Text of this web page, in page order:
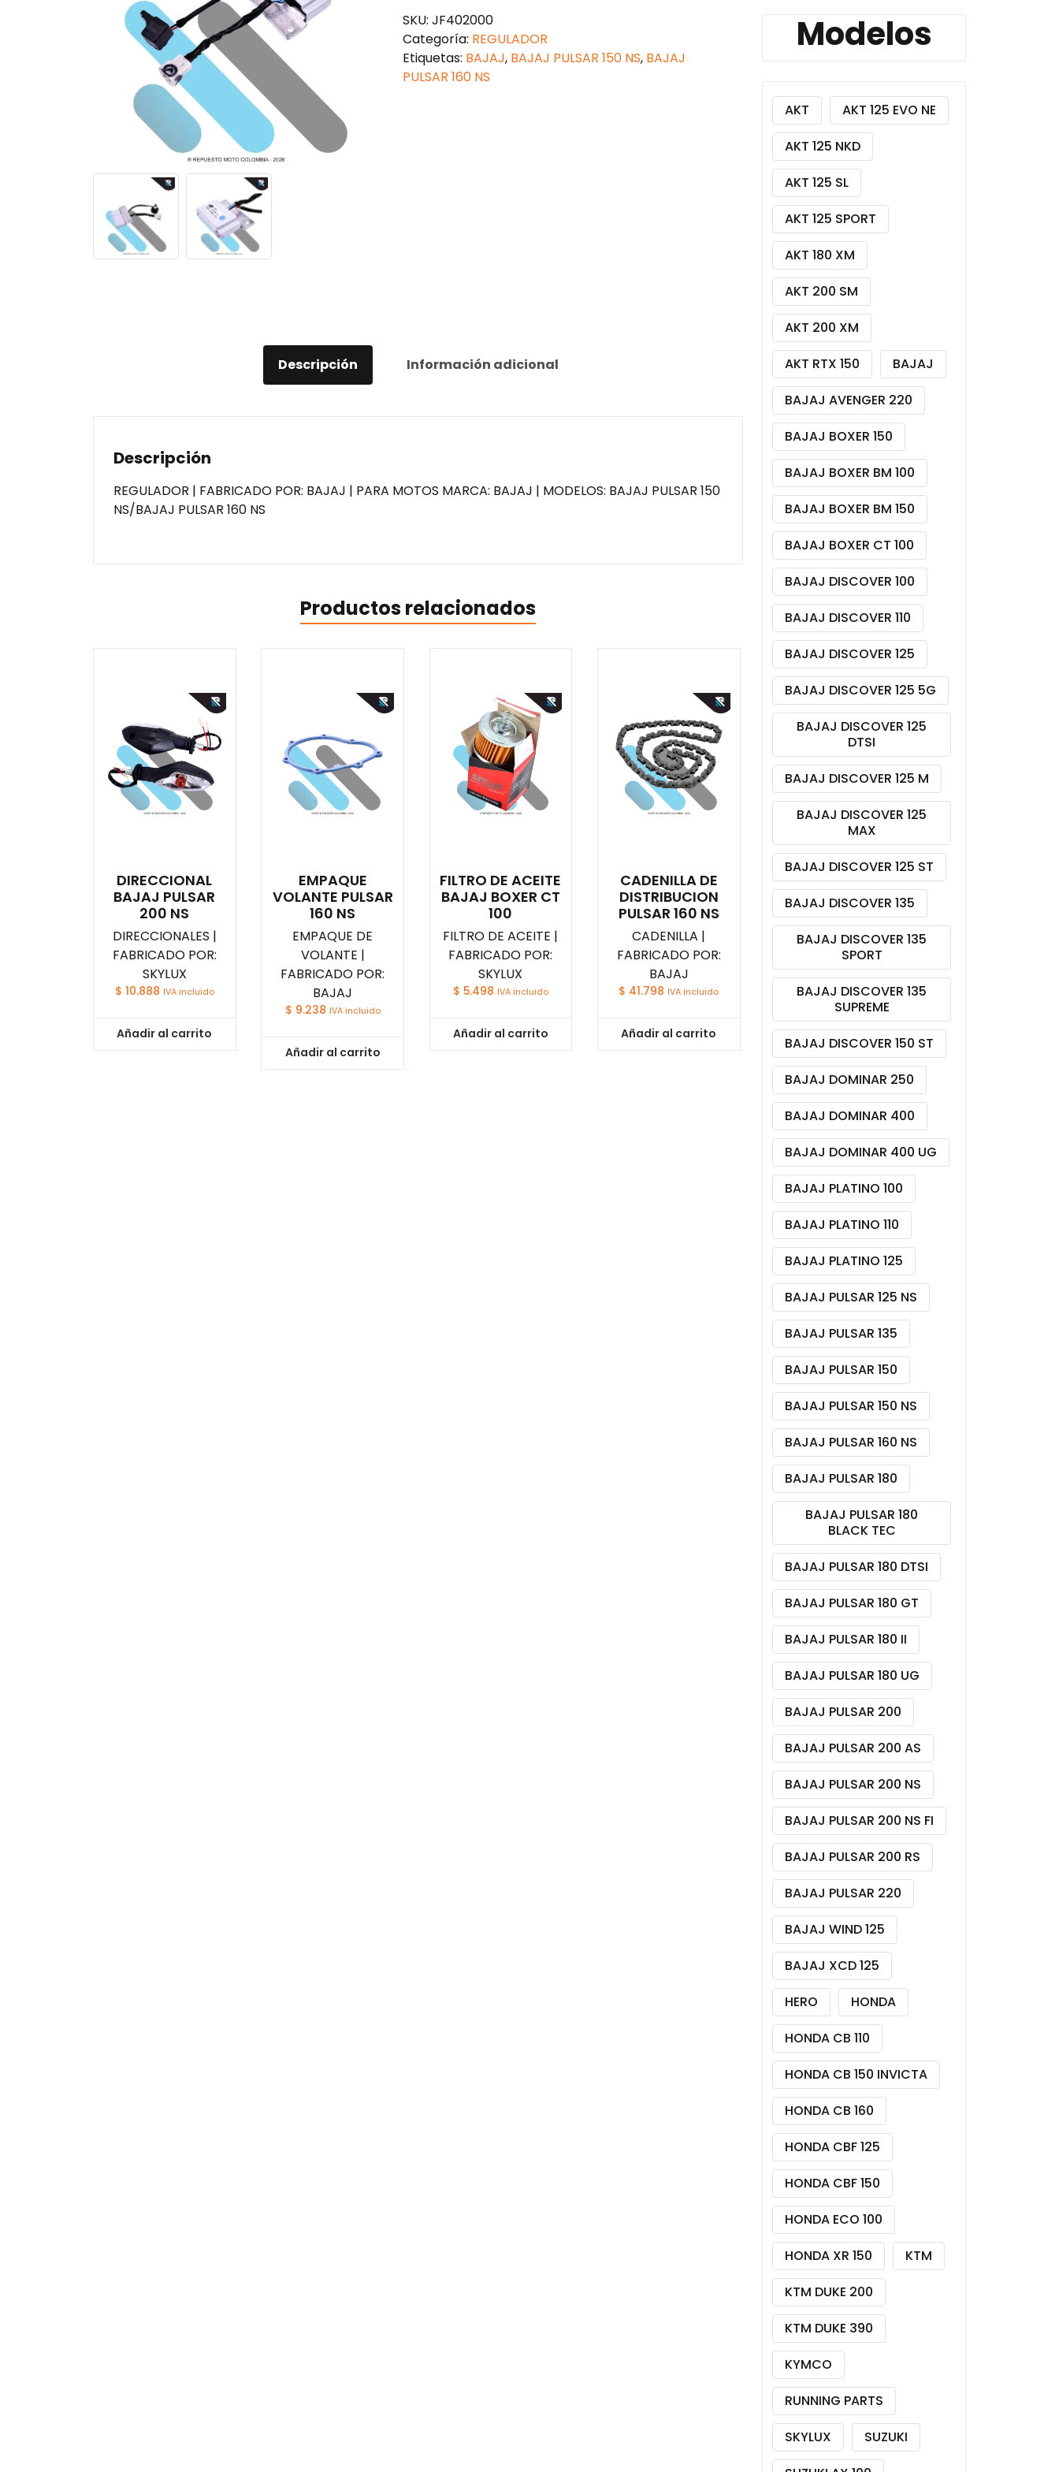
NS
cantidad
SKU: JF402000
Categoría: REGULADOR
Etiquetas: BAJAJ, BAJAJ PULSAR 150 NS, BAJAJ
PULSAR 160 NS
Descripción Información adicional
Descripción
REGULADOR | FABRICADO POR: BAJAJ | PARA MOTOS MARCA: BAJAJ | MODELOS: BAJAJ PULSAR 150
NS/BAJAJ PULSAR 160 NS
Productos relacionados
DIRECCIONAL
BAJAJ PULSAR
200 NS
DIRECCIONALES |
FABRICADO POR:
SKYLUX
$ 10.888 IVA incluido
Añadir al carrito
EMPAQUE
VOLANTE PULSAR
160 NS
EMPAQUE DE
VOLANTE |
FABRICADO POR:
BAJAJ
$ 9.238 IVA incluido
Añadir al carrito
FILTRO DE ACEITE
BAJAJ BOXER CT
100
FILTRO DE ACEITE |
FABRICADO POR:
SKYLUX
$ 5.498 IVA incluido
Añadir al carrito
CADENILLA DE
DISTRIBUCION
PULSAR 160 NS
CADENILLA |
FABRICADO POR:
BAJAJ
$ 41.798 IVA incluido
Añadir al carrito
Modelos
AKT
AKT 125 EVO NE
AKT 125 NKD
AKT 125 SL
AKT 125 SPORT
AKT 180 XM
AKT 200 SM
AKT 200 XM
AKT RTX 150
BAJAJ
BAJAJ AVENGER 220
BAJAJ BOXER 150
BAJAJ BOXER BM 100
BAJAJ BOXER BM 150
BAJAJ BOXER CT 100
BAJAJ DISCOVER 100
BAJAJ DISCOVER 110
BAJAJ DISCOVER 125
BAJAJ DISCOVER 125 5G
BAJAJ DISCOVER 125
DTSI
BAJAJ DISCOVER 125 M
BAJAJ DISCOVER 125
MAX
BAJAJ DISCOVER 125 ST
BAJAJ DISCOVER 135
BAJAJ DISCOVER 135
SPORT
BAJAJ DISCOVER 135
SUPREME
BAJAJ DISCOVER 150 ST
BAJAJ DOMINAR 250
BAJAJ DOMINAR 400
BAJAJ DOMINAR 400 UG
BAJAJ PLATINO 100
BAJAJ PLATINO 110
BAJAJ PLATINO 125
BAJAJ PULSAR 125 NS
BAJAJ PULSAR 135
BAJAJ PULSAR 150
BAJAJ PULSAR 150 NS
BAJAJ PULSAR 160 NS
BAJAJ PULSAR 180
BAJAJ PULSAR 180
BLACK TEC
BAJAJ PULSAR 180 DTSI
BAJAJ PULSAR 180 GT
BAJAJ PULSAR 180 II
BAJAJ PULSAR 180 UG
BAJAJ PULSAR 200
BAJAJ PULSAR 200 AS
BAJAJ PULSAR 200 NS
BAJAJ PULSAR 200 NS FI
BAJAJ PULSAR 200 RS
BAJAJ PULSAR 220
BAJAJ WIND 125
BAJAJ XCD 125
HERO
HONDA
HONDA CB 110
HONDA CB 150 INVICTA
HONDA CB 160
HONDA CBF 125
HONDA CBF 150
HONDA ECO 100
HONDA XR 150
KTM
KTM DUKE 200
KTM DUKE 390
KYMCO
RUNNING PARTS
SKYLUX
SUZUKI